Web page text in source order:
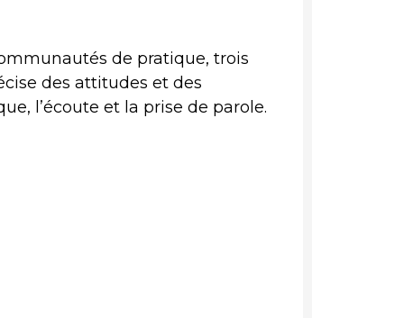
de pratique, trois
des attitudes et des
l’écoute et la prise de parole.